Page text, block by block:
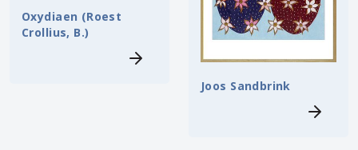
Oxydiaen (Roest
Crollius, B.)
Joos Sandbrink